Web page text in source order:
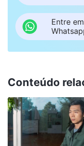
de arranjos
humana. Mas
pessoas
a obra de Deus,
verdadeiramente se
de Deus, Chen
Entre
Conteúdo